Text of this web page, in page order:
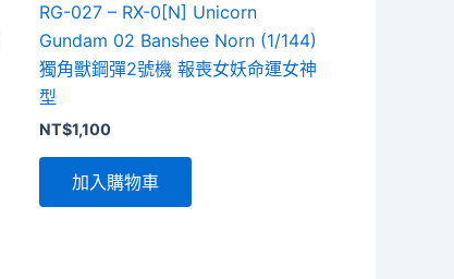
RG-027 – RX-0[N] Unicorn
Gundam 02 Banshee Norn (1/144)
獨角獸鋼彈2號機 報喪女妖命運女神
型
NT$1,100
加入購物車